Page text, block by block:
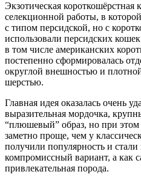
Экзотическая короткошёрстная
селекционной работы, в
с типом персидской, но с
использовали персидских
в том числе американских
постепенно сформировалась
округлой внешностью и
шерстью.
Главная идея оказалась очень
выразительная мордочка,
“плюшевый” образ, но при этом
заметно проще, чем у
получили популярность и
компромиссный вариант, а как
привлекательная порода.